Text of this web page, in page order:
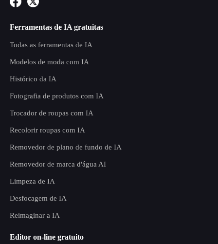
Ferramentas de IA gratuitas
Todas as ferramentas de IA
Modelos de moda com IA
Histórico da IA
Fotografia de produtos com IA
Trocador de roupas com IA
Recolorir roupas com IA
Removedor de plano de fundo de IA
Removedor de marca d'água AI
Limpeza de IA
Desfocagem de IA
Reimaginar a IA
Editor on-line gratuito